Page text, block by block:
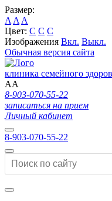
Размер:
A A A
Цвет: C C C
Изображения Вкл. Выкл.
Обычная версия сайта
клиника семейного
AA
8-903-070-55-22
записаться на прием
Личный кабинет
8-903-070-55-22